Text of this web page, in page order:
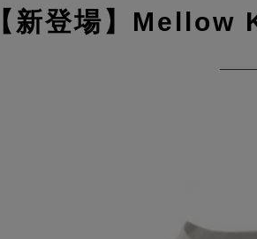
【新登場】Mellow